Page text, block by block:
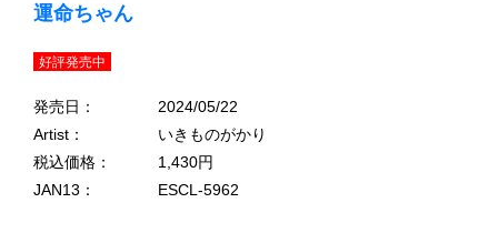
運命ちゃん
好評発売中
発売日：
2024/05/22
Artist：
いきものがかり
税込価格：
1,430円
JAN13：
ESCL-5962